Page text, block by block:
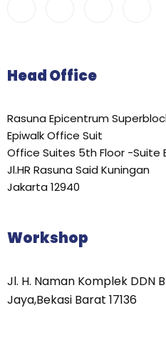
Head Office
Rasuna Epicentrum
Epiwalk Office Suit
Office Suites 5th Floor -Suite
Jl.HR Rasuna Said Kuningan
Jakarta 12940
Workshop
Jl. H. Naman Komplek DDN
Jaya,Bekasi Barat 17136